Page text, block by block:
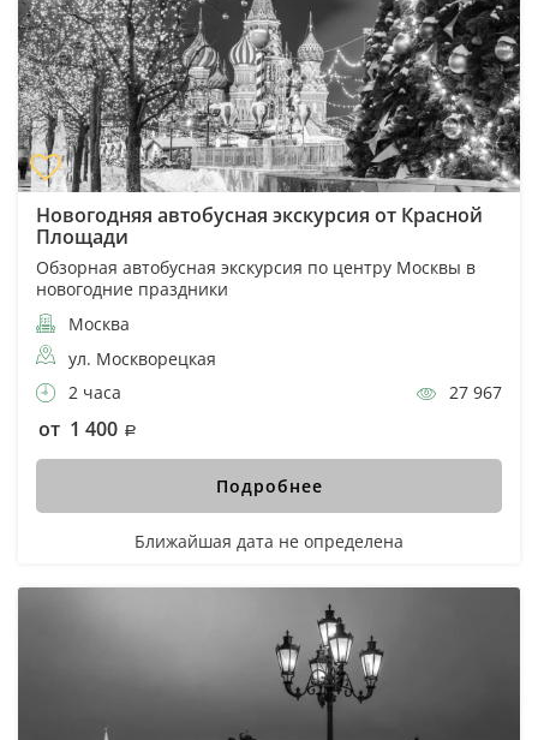
Новогодняя автобусная экскурсия от Красной
Площади
Обзорная автобусная экскурсия по центру Москвы в
новогодние праздники
Москва
ул. Москворецкая
2 часа
27 967
от 1 400
Подробнее
Ближайшая дата не определена